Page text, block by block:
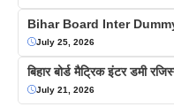
Bihar Board Inter
July 25, 2026
बिहार बोर्ड मैट्रिक इंटर डमी
July 21, 2026